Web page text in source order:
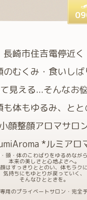
長崎市住吉電停近く
のむくみ・食いしば
見える...そんなお
体もゆるみ、とと
小顔整顔アロマサロ
*ルミアロ
頭・体のこわばりをゆるめながら
本来の美しさと心地よさへ。
はすっきりととのい、体もラクに
気持ちにもゆとりが戻っていく、
そんなひとときを。
用のプライベートサロン・完全